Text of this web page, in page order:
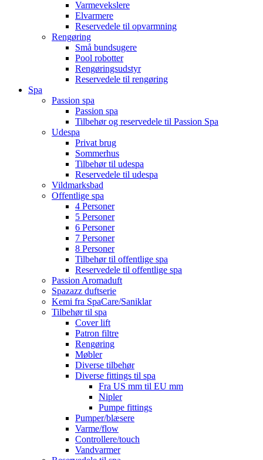
Varmevekslere
Elvarmere
Reservedele til opvarmning
Rengøring
Små bundsugere
Pool robotter
Rengøringsudstyr
Reservedele til rengøring
Spa
Passion spa
Passion spa
Tilbehør og reservedele til Passion Spa
Udespa
Privat brug
Sommerhus
Tilbehør til udespa
Reservedele til udespa
Vildmarksbad
Offentlige spa
4 Personer
5 Personer
6 Personer
7 Personer
8 Personer
Tilbehør til offentlige spa
Reservedele til offentlige spa
Passion Aromaduft
Spazazz duftserie
Kemi fra SpaCare/Saniklar
Tilbehør til spa
Cover lift
Patron filtre
Rengøring
Møbler
Diverse tilbehør
Diverse fittings til spa
Fra US mm til EU mm
Nipler
Pumpe fittings
Pumper/blæsere
Varme/flow
Controllere/touch
Vandvarmer